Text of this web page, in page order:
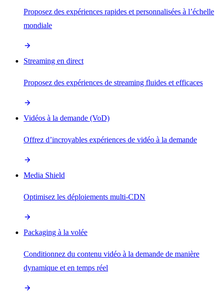
Proposez des expériences rapides et personnalisées à l’échelle
mondiale
Streaming en direct
Proposez des expériences de streaming fluides et efficaces
Vidéos à la demande (VoD)
Offrez d’incroyables expériences de vidéo à la demande
Media Shield
Optimisez les déploiements multi-CDN
Packaging à la volée
Conditionnez du contenu vidéo à la demande de manière
dynamique et en temps réel